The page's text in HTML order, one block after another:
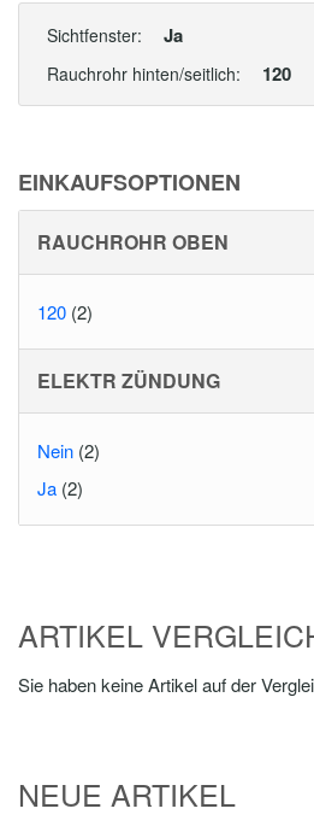
Sichtfenster: Ja
Rauchrohr hinten/seitlich: 120
EINKAUFSOPTIONEN
RAUCHROHR OBEN
120 (2)
ELEKTR ZÜNDUNG
Nein (2)
Ja (2)
ARTIKEL
Sie haben keine Artikel auf der
NEUE ARTIKEL